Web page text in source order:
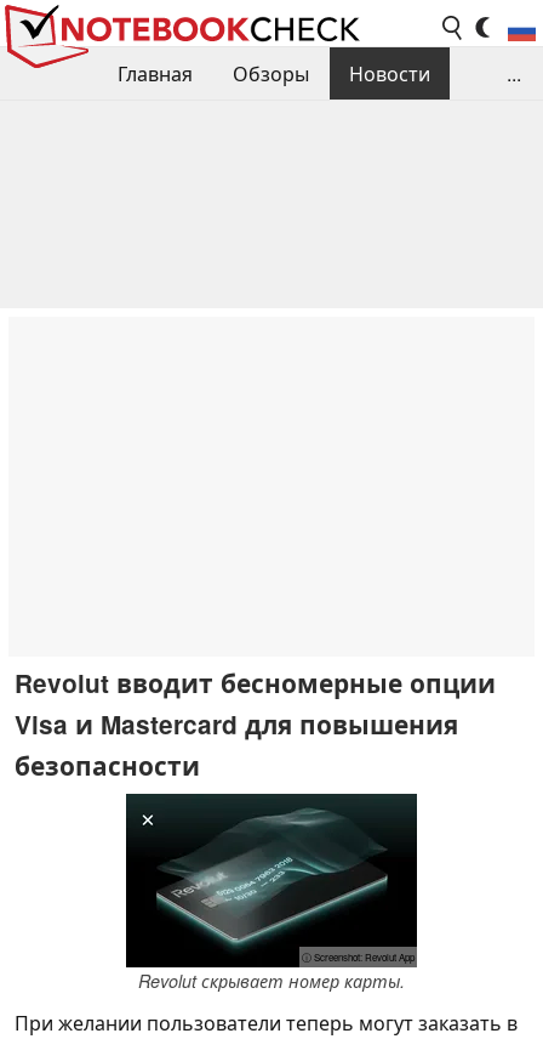
Главная Обзоры
Новости
...
Revolut вводит бесномерные опции
Visa и Mastercard для повышения
безопасности
ⓘ Screenshot: Revolut App
Revolut скрывает номер карты.
При желании пользователи теперь могут заказать в